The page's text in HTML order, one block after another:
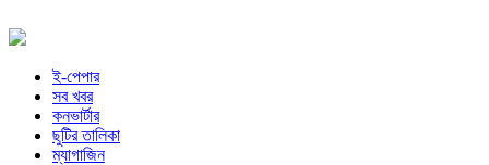
ই-পেপার
সব খবর
কনভার্টার
ছুটির তালিকা
ম্যাগাজিন